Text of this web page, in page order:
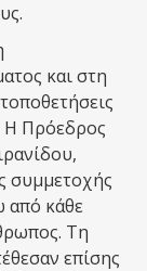
και στη
Πρόεδρος
συμμετοχής
από κάθε
Τη
επίσης